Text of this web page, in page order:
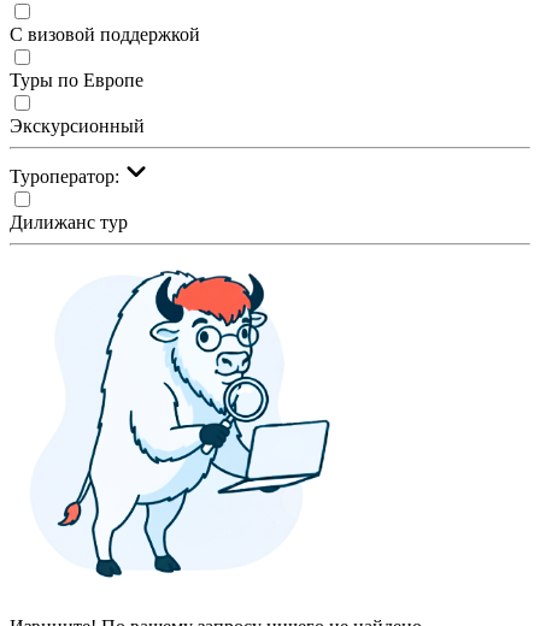
С визовой поддержкой
Туры по Европе
Экскурсионный
Туроператор:
Дилижанс тур